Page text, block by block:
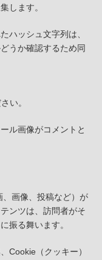
します。
ハッシュ文字列は、
うか確認するため同
い。
ル画像がコメントと
画像、投稿など）が
ンツは、訪問者がそ
振る舞います。
Cookie（クッキー）